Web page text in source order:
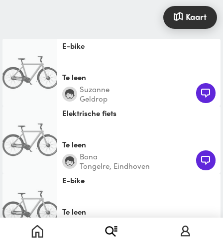
Kaart
E-bike
Te leen
Suzanne
Geldrop
elektrische fiets
Te leen
Bona
Tongelre, Eindhoven
E-bike
Te leen
Veruscha
Tongelre, Eindhoven